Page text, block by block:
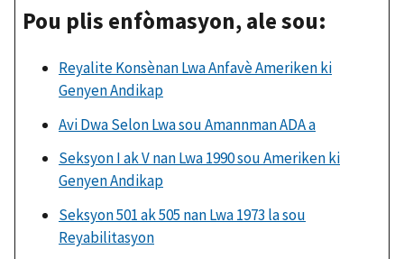
Pou plis enfòmasyon, ale sou:
Reyalite Konsènan Lwa Anfavè Ameriken ki
Genyen Andikap
Avi Dwa Selon Lwa sou Amannman ADA a
Seksyon I ak V nan Lwa 1990 sou Ameriken ki
Genyen Andikap
Seksyon 501 ak 505 nan Lwa 1973 la sou
Reyabilitasyon